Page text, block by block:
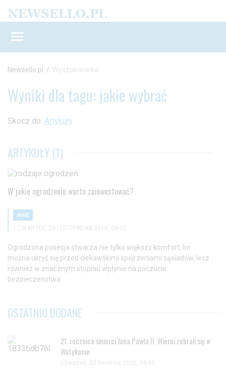
Newsello.pl / Wyszukiwarka
Wyniki dla tagu: jakie wybrać
Skocz do: Artykuły
ARTYKUŁY (1)
W jakie ogrodzenie warto zainwestować?
INNE
CZWARTEK, 29 LISTOPADAA 2018, 09:02
Ogrodzona posesja stwarza nie tylko większy komfort, bo
można ukryć się przed ciekawskimi spojrzeniami sąsiadów, lecz
również w znacznym stopniu wpłynie na poczucie
bezpieczeństwa.
OSTATNIO DODANE
21. rocznica śmierci Jana Pawła II. Wierni zebrali się w
Watykanie
czwartek, 02 kwietnia 2026, 18:08